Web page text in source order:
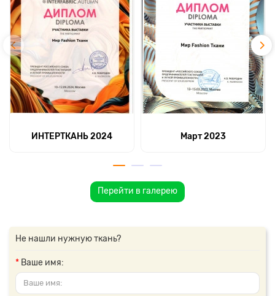
ИНТЕРТКАНЬ 2024 Март 2023
Перейти в галерею
Не нашли нужную ткань?
Ваше имя: